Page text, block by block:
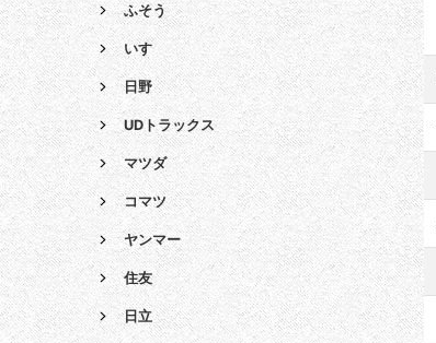
ふそう
いすゞ
日野
UDトラックス
マツダ
コマツ
ヤンマー
住友
日立